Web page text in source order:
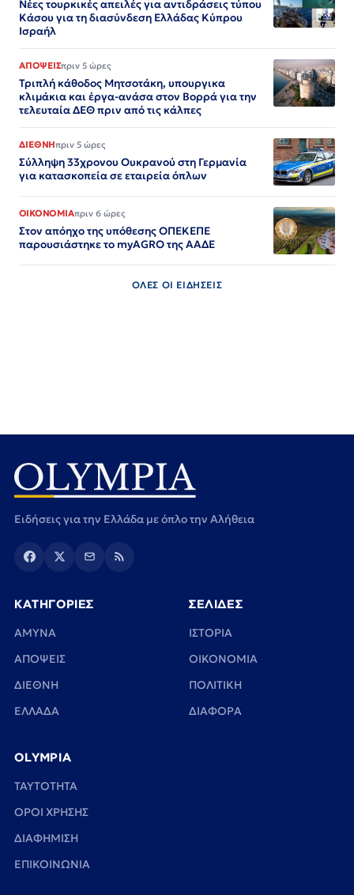
Νέες τουρκικές απειλές για αντιδράσεις τύπου
Κάσου για τη διασύνδεση Ελλάδας Κύπρου
Ισραήλ
ΑΠΟΨΕΙΣπριν 5 ώρες
Τριπλή κάθοδος Μητσοτάκη, υπουργικα
κλιμάκια και έργα-ανάσα στον Βορρά για την
τελευταία ΔΕΘ πριν από τις κάλπες
ΔΙΕΘΝΗπριν 5 ώρες
Σύλληψη 33χρονου Ουκρανού στη Γερμανία
για κατασκοπεία σε εταιρεία όπλων
ΟΙΚΟΝΟΜΙΑπριν 6 ώρες
Στον απόηχο της υπόθεσης ΟΠΕΚΕΠΕ
παρουσιάστηκε το myAGRO της ΑΑΔΕ
ΟΛΕΣ ΟΙ ΕΙΔΗΣΕΙΣ
Ειδήσεις για την Ελλάδα με όπλο την Αλήθεια
ΚΑΤΗΓΟΡΙΕΣ
ΑΜΥΝΑ
ΑΠΟΨΕΙΣ
ΔΙΕΘΝΗ
ΕΛΛΑΔΑ
ΣΕΛΙΔΕΣ
ΙΣΤΟΡΙΑ
ΟΙΚΟΝΟΜΙΑ
ΠΟΛΙΤΙΚΗ
ΔΙΑΦΟΡΑ
OLYMPIA
TAYTOTHTA
ΟΡΟΙ ΧΡΗΣΗΣ
ΔΙΑΦΗΜΙΣΗ
ΕΠΙΚΟΙΝΩΝΙΑ